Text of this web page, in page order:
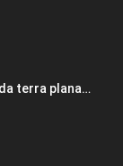
terra plana…